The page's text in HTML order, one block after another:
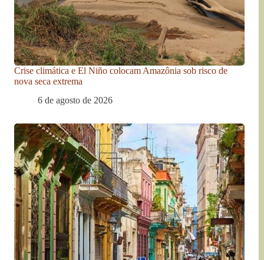
Crise climática e El Niño colocam Amazônia sob risco de
nova seca extrema
6 de agosto de 2026